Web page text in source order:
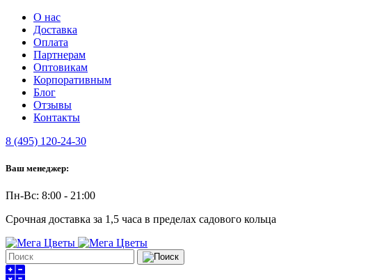
О нас
Доставка
Оплата
Партнерам
Оптовикам
Корпоративным
Блог
Отзывы
Контакты
8 (495) 120-24-30
Ваш менеджер:
Пн-Вс: 8:00 - 21:00
Срочная доставка за 1,5 часа в пределах садового кольца